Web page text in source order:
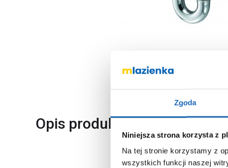
Zgoda
Niniejsza strona korzysta z
Na tej stronie korzystamy z
wszystkich funkcji naszej
Opis produktu